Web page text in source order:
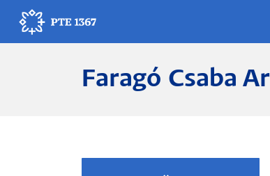
tartalomra
EgyetemünkFaragó Csaba